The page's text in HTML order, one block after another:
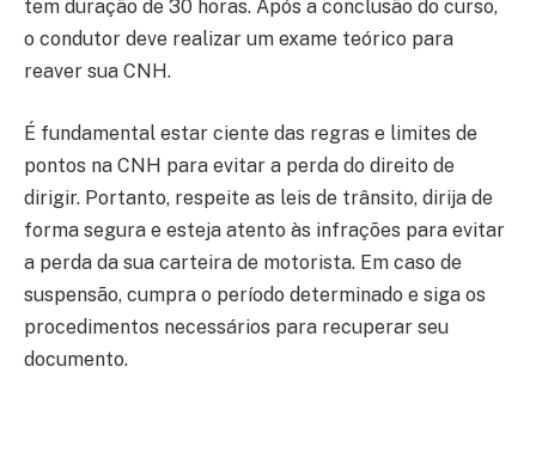
tem duração de 30 horas. Após a conclusão do curso,
o condutor deve realizar um exame teórico para
reaver sua CNH.
É fundamental estar ciente das regras e limites de
pontos na CNH para evitar a perda do direito de
dirigir. Portanto, respeite as leis de trânsito, dirija de
forma segura e esteja atento às infrações para evitar
a perda da sua carteira de motorista. Em caso de
suspensão, cumpra o período determinado e siga os
procedimentos necessários para recuperar seu
documento.